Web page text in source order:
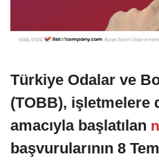
Türkiye Odalar ve
(TOBB), işletmelere
amacıyla başlatılan
başvurularının 8